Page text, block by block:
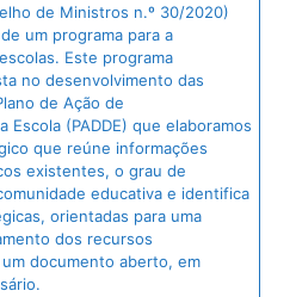
de Ministros n.º 30/2020)
um programa para a
Este programa
no desenvolvimento das
de Ação de
Escola (PADDE) que elaboramos
que reúne informações
existentes, o grau de
educativa e identifica
orientadas para uma
dos recursos
documento aberto, em